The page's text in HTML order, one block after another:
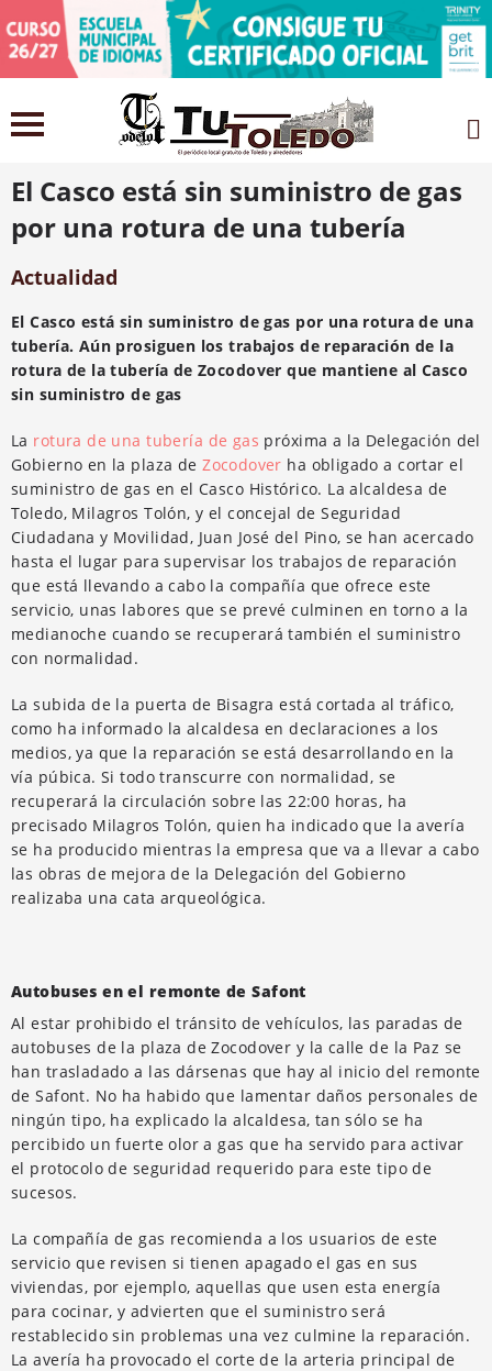
28 abril 2021
El Casco está sin suministro de gas
por una rotura de una tubería
Actualidad
El Casco está sin suministro de gas por una rotura de una
tubería. Aún prosiguen los trabajos de reparación de la
rotura de la tubería de Zocodover que mantiene al Casco
sin suministro de gas
La rotura de una tubería de gas próxima a la Delegación del
Gobierno en la plaza deZocodover ha obligado a cortar el
suministro de gas en el Casco Histórico. La alcaldesa de
Toledo, Milagros Tolón, y el concejal de Seguridad
Ciudadana y Movilidad, Juan José del Pino, se han acercado
hasta el lugar para supervisar los trabajos de reparación
que está llevando a cabo la compañía que ofrece este
servicio, unas labores que se prevé culminen en torno a la
medianoche cuando se recuperará también el suministro
con normalidad.
La subida de la puerta de Bisagra está cortada al tráfico,
como ha informado la alcaldesa en declaraciones a los
medios, ya que la reparación se está desarrollando en la
vía púbica. Si todo transcurre con normalidad, se
recuperará la circulación sobre las 22:00 horas, ha
precisado Milagros Tolón, quien ha indicado que la avería
se ha producido mientras la empresa que va a llevar a cabo
las obras de mejora de la Delegación del Gobierno
realizaba una cata arqueológica.
Autobuses en el remonte de Safont
Al estar prohibido el tránsito de vehículos, las paradas de
autobuses de la plaza de Zocodover y la calle de la Paz se
han trasladado a las dársenas que hay al inicio del remonte
de Safont. No ha habido que lamentar daños personales de
ningún tipo, ha explicado la alcaldesa, tan sólo se ha
percibido un fuerte olor a gas que ha servido para activar
el protocolo de seguridad requerido para este tipo de
sucesos.
La compañía de gas recomienda a los usuarios de este
servicio que revisen si tienen apagado el gas en sus
viviendas, por ejemplo, aquellas que usen esta energía
para cocinar, y advierten que el suministro será
restablecido sin problemas una vez culmine la reparación.
La avería ha provocado el corte de la arteria principal de